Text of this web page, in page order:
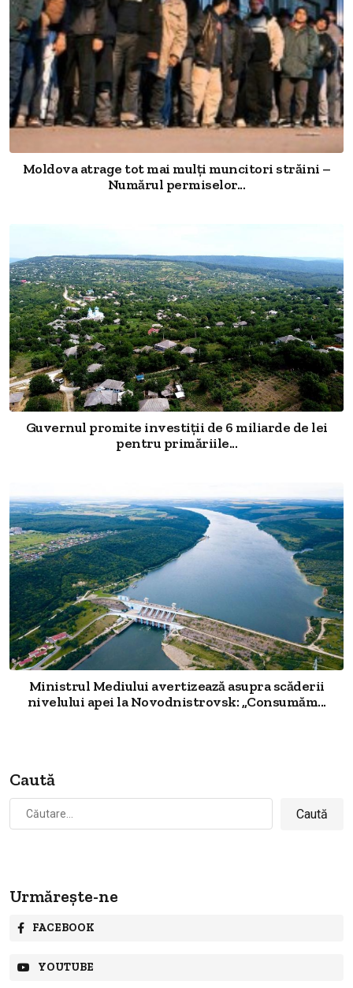
Moldova atrage tot mai mulți muncitori străini –
Numărul permiselor...
Guvernul promite investiții de 6 miliarde de lei
pentru primăriile...
Ministrul Mediului avertizează asupra scăderii
nivelului apei la Novodnistrovsk: „Consumăm...
Caută
după:
Urmărește-ne
FACEBOOK
YOUTUBE